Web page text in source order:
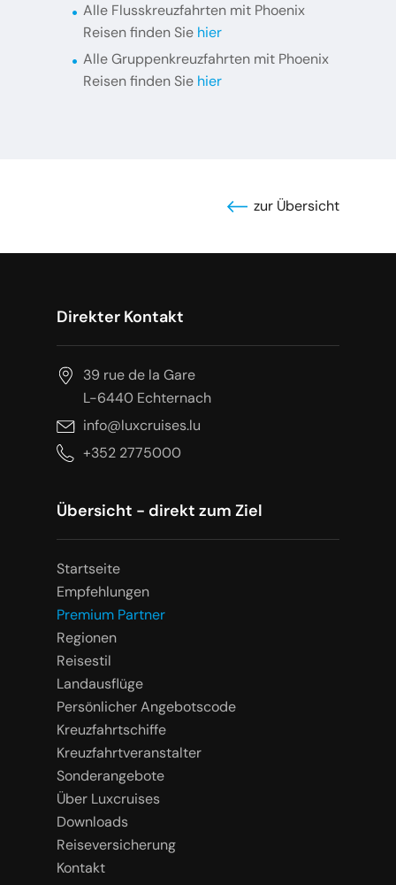
Alle Flusskreuzfahrten mit Phoenix
Reisen finden Sie hier
Alle Gruppenkreuzfahrten mit Phoenix
Reisen finden Sie hier
zur Übersicht
Direkter Kontakt
39 rue de la Gare
L-6440 Echternach
info@luxcruises.lu
+352 2775000
Übersicht - direkt zum Ziel
Startseite
Empfehlungen
Premium Partner
Regionen
Reisestil
Landausflüge
Persönlicher Angebotscode
Kreuzfahrtschiffe
Kreuzfahrtveranstalter
Sonderangebote
Über Luxcruises
Downloads
Reiseversicherung
Kontakt